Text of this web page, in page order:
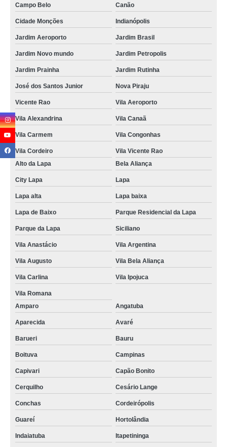
Campo Belo Canão
Cidade Monções Indianópolis
Jardim Aeroporto Jardim Brasil
Jardim Novo mundo Jardim Petropolis
Jardim Prainha Jardim Rutinha
José dos Santos Junior Nova Piraju
Vicente Rao Vila Aeroporto
Vila Alexandrina Vila Canaã
Vila Carmem Vila Congonhas
Vila Cordeiro
Vila Vicente Rao
Alto da Lapa
Bela Aliança
City Lapa Lapa
Lapa alta Lapa baixa
Lapa de Baixo Parque Residencial da Lapa
Parque da Lapa Siciliano
Vila Anastácio Vila Argentina
Vila Augusto Vila Bela Aliança
Vila Carlina Vila Ipojuca
Vila Romana
Amparo
Angatuba
Aparecida Avaré
Barueri Bauru
Boituva Campinas
Capivari Capão Bonito
Cerquilho Cesário Lange
Conchas Cordeirópolis
Guareí Hortolândia
Indaiatuba Itapetininga